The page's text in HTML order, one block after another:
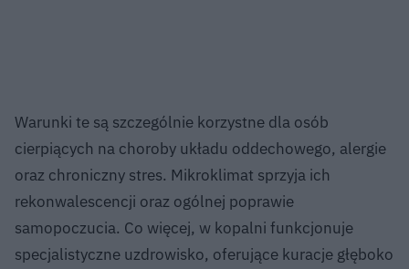
Warunki te są szczególnie korzystne dla osób
cierpiących na choroby układu oddechowego, alergie
oraz chroniczny stres. Mikroklimat sprzyja ich
rekonwalescencji oraz ogólnej poprawie
samopoczucia. Co więcej, w kopalni funkcjonuje
specjalistyczne uzdrowisko, oferujące kuracje głęboko